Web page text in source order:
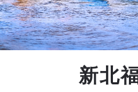
新北